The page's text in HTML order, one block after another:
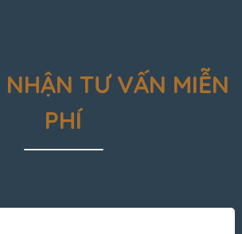
NHẬN TƯ VẤN MIỄN
PHÍ